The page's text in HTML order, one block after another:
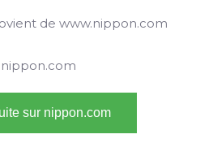
de www.nippon.com
nippon.com
sur nippon.com